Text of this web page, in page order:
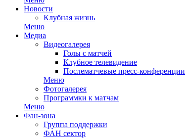
Новости
Клубная жизнь
Меню
Медиа
Видеогалерея
Голы с матчей
Клубное телевидение
Послематчевые пресс-конференции
Меню
Фотогалерея
Программки к матчам
Меню
Фан-зона
Группа поддержки
ФАН сектор